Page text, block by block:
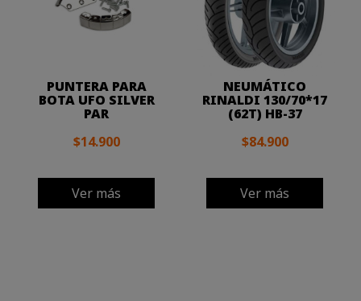
PUNTERA PARA
BOTA UFO SILVER
PAR
$14.900
Ver más
NEUMÁTICO
RINALDI 130/70*17
(62T) HB-37
$84.900
Ver más